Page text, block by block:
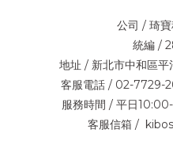
公司 / 琦
統編 /
地址 / 新北市中和區
客服電話 / 02-7729-
服務時間 / 平日
客服信箱 /